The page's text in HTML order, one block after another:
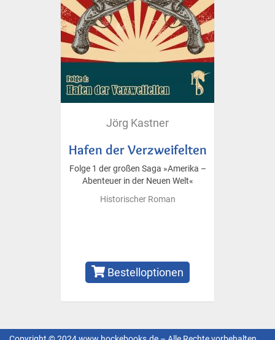
Jörg Kastner
Hafen der Verzweifelten
Folge 1 der großen Saga »Amerika –
Abenteuer in der Neuen Welt«
Historischer Roman
Bestelloptionen